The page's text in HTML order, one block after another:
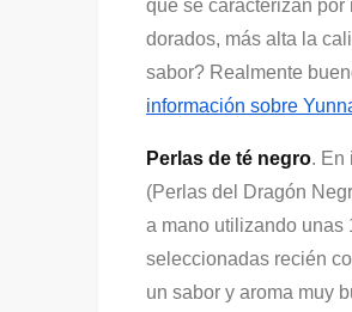
que se caracterizan por
dorados, más alta la
sabor? Realmente
información sobre
Perlas de té negro. En
(Perlas del Dragón
a mano utilizando unas
seleccionadas recién
un sabor y aroma muy